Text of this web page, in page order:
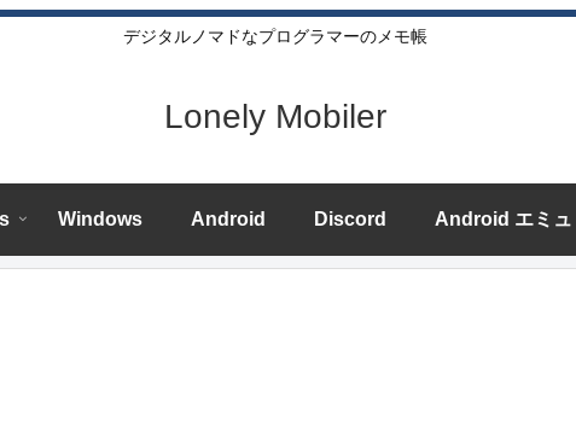
デジタルノマドなプログラマーのメモ帳
Lonely Mobiler
Windows Android Discord Android エミュ